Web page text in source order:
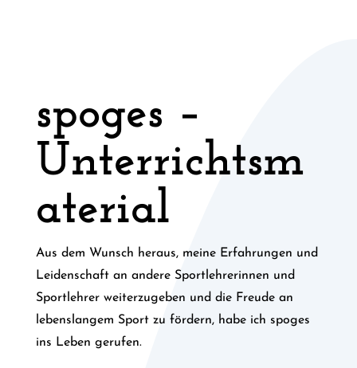
spoges –
Unterrichtsm
aterial
Aus dem Wunsch heraus, meine Erfahrungen und
Leidenschaft an andere Sportlehrerinnen und
Sportlehrer weiterzugeben und die Freude an
lebenslangem Sport zu fördern, habe ich spoges
ins Leben gerufen.